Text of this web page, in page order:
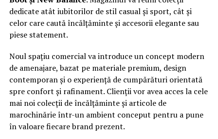
dedicate atât iubitorilor de stil casual și sport, cât și
celor care caută încălțăminte și accesorii elegante sau
piese statement.
Noul spațiu comercial va introduce un concept modern
de amenajare, bazat pe materiale premium, design
contemporan și o experiență de cumpărături orientată
spre confort și rafinament. Clienții vor avea acces la cele
mai noi colecții de încălțăminte și articole de
marochinărie într-un ambient conceput pentru a pune
în valoare fiecare brand prezent.